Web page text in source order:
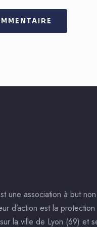
une association à but non
d’action est la protection
la ville de Lyon (69) et